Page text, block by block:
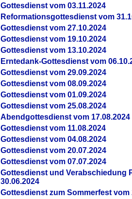
Gottesdienst vom 03.11.2024
Reformationsgottesdienst vom
Gottesdienst vom 27.10.2024
Gottesdienst vom 19.10.2024
Gottesdienst vom 13.10.2024
Erntedank-Gottesdienst vom
Gottesdienst vom 29.09.2024
Gottesdienst vom 08.09.2024
Gottesdienst vom 01.09.2024
Gottesdienst vom 25.08.2024
Abendgottesdienst vom 17.08.2024
Gottesdienst vom 11.08.2024
Gottesdienst vom 04.08.2024
Gottesdienst vom 20.07.2024
Gottesdienst vom 07.07.2024
Gottesdienst und Verabschiedung
30.06.2024
Gottesdienst zum Sommerfest vom